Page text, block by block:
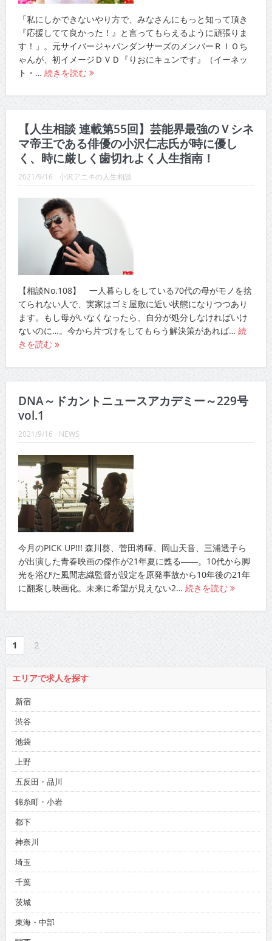
「私にしかできないやり方で、みなさんにもっと知って頂き
『応援してて良かった！』と言ってもらえるように頑張りま
す！」。元サイバージャパンダンサーズのメンバーＲＩＯち
ゃんが、初イメージＤＶＤ『りおにキュンです』（イーネッ
ト・…続きを読む
マ帝王である俳優の小沢仁志氏が時に優し
く、時に厳しく歯切れよく人生指南！
2021/9/16 小沢アニキの人生相談
【相談No.108】 一人暮らしをしている70代の母がモノを捨
てられない人で、実家はゴミ屋敷に近い状態になりつつあり
ます。もし母がいなくなったら、自分が処分しなければいけ
ないのに…。今から片づけをしてもらう解決策があれば…続
きを読む
vol.1
2021/9/16
今月のPICK UP!!! 森川葵、菅田将暉、岡山天音、三浦透子ら
が出演した青春映画の傑作が21年夏に甦る――。10代から脚
光を浴びた風間志織監督が設定を原発事故から10年後の21年
に翻案し映画化。未来に希望が見えない2…続きを読む
1 2
エリアで求人を探す
渋谷
池袋
上野
五反田・品川
錦糸町・小岩
都下
神奈川
埼玉
千葉
茨城
東海・中部
関西